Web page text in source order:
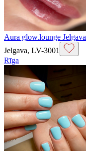
Aura glow.lounge Jelgavā
Jelgava, LV-3001
Rīga